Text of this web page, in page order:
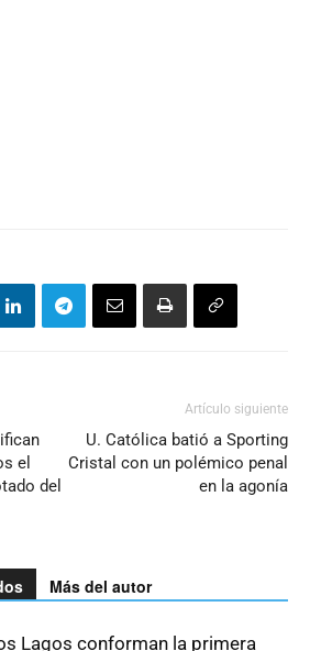
el
del
Artículo siguiente
U. Católica batió a Sporting
Cristal con un polémico penal
en la agonía
Más del autor
Lagos conforman la primera